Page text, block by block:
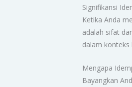
Signifikansi
Ketika Anda
adalah sifat
dalam konteks
Mengapa
Bayangkan